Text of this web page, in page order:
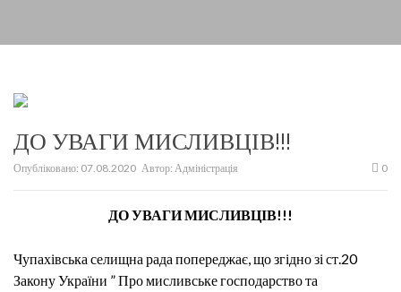
ДО УВАГИ МИСЛИВЦІВ!!!
Опубліковано: 07.08.2020 Автор: Адміністрація 0
ДО УВАГИ МИСЛИВЦІВ!!!
Чупахівська селищна рада попереджає, що згідно зі ст.20
Закону України ” Про мисливське господарство та